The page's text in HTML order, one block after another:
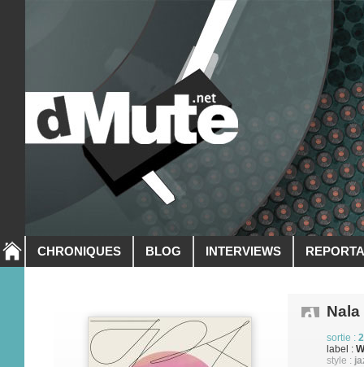
CHRONIQUES BLOG INTERVIEWS
sortie :
label :
style :